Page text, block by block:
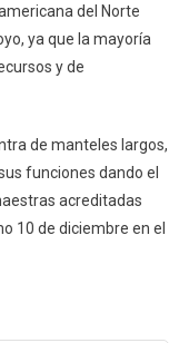
del Norte
ya que la mayoría
y de
de manteles largos,
funciones dando el
acreditadas
10 de diciembre en el